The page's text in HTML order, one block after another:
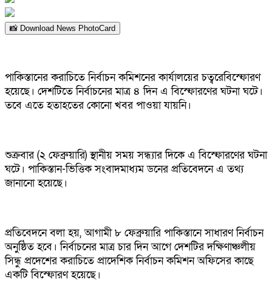
📸 Download News PhotoCard
পাকিস্তানের করাচিতে নির্বাচন কমিশনের কার্যালয়ের চত্বরেবিস্ফোরণ
হয়েছে। দেশটিতে নির্বাচনের মাত্র ৪ দিন এ বিস্ফোরণের ঘটনা ঘটে।
তবে এতে হতাহতের কোনো খবর পাওয়া যায়নি।
শুক্রবার (২ ফেব্রুয়ারি) স্থানীয় সময় সন্ধ্যার দিকে এ বিস্ফোরণের ঘটনা
ঘটে। পাকিস্তান-ভিত্তিক সংবাদমাধ্যম ডনের প্রতিবেদনে এ তথ্য
জানানো হয়েছে।
প্রতিবেদনে বলা হয়, আগামী ৮ ফেব্রুয়ারি পাকিস্তানে সাধারণ নির্বাচন
অনুষ্ঠিত হবে। নির্বাচনের মাত্র চার দিন আগে দেশটির দক্ষিণাঞ্চলীয়
সিন্ধু প্রদেশের করাচিতে প্রাদেশিক নির্বাচন কমিশন অফিসের কাছে
একটি বিস্ফোরণ হয়েছে।